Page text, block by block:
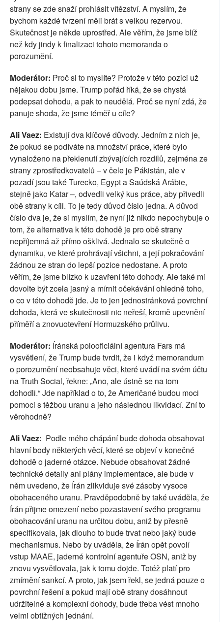
strany se zde snaží prohlásit vítězství. A myslím, že
bychom každé tvrzení měli brát s velkou rezervou.
Skutečnost je někde uprostřed. Ale věřím, že jsme blíž
než kdy jindy k finalizaci tohoto memoranda o
porozumění.
Moderátor: Proč si to myslíte? Protože v této pozici už
nějakou dobu jsme. Trump pořád říká, že se chystá
podepsat dohodu, a pak to neudělá. Proč se nyní zdá, že
panuje shoda, že jsme téměř u cíle?
Ali Vaez: Existují dva klíčové důvody. Jedním z nich je,
že pokud se podíváte na množství práce, které bylo
vynaloženo na překlenutí zbývajících rozdílů, zejména ze
strany zprostředkovatelů – v čele je Pákistán, ale v
pozadí jsou také Turecko, Egypt a Saúdská Arábie,
stejně jako Katar –, odvedli velký kus práce, aby přivedli
obě strany k cíli. To je tedy důvod číslo jedna. A důvod
číslo dva je, že si myslím, že nyní již nikdo nepochybuje o
tom, že alternativa k této dohodě je pro obě strany
nepříjemná až přímo ošklivá. Jednalo se skutečně o
dynamiku, ve které prohrávají všichni, a její pokračování
žádnou ze stran do lepší pozice nedostane. A proto
věřím, že jsme blízko k uzavření této dohody. Ale také mi
dovolte být zcela jasný a mírnit očekávání ohledně toho,
o co v této dohodě jde. Je to jen jednostránková povrchní
dohoda, která ve skutečnosti nic neřeší, kromě upevnění
příměří a znovuotevření Hormuzského průlivu.
Moderátor: Íránská polooficiální agentura Fars má
vysvětlení, že Trump bude tvrdit, že i když memorandum
o porozumění neobsahuje věci, které uvádí na svém účtu
na Truth Social, řekne: „Ano, ale ústně se na tom
dohodli.“ Jde například o to, že Američané budou moci
pomoci s těžbou uranu a jeho následnou likvidací. Zní to
věrohodně?
Ali Vaez: Podle mého chápání bude dohoda obsahovat
hlavní body některých věcí, které se objeví v konečné
dohodě o jaderné otázce. Nebude obsahovat žádné
technické detaily ani plány implementace, ale bude v
něm uvedeno, že Írán zlikviduje své zásoby vysoce
obohaceného uranu. Pravděpodobně by také uváděla, že
Írán přijme omezení nebo pozastavení svého programu
obohacování uranu na určitou dobu, aniž by přesně
specifikovala, jak dlouho to bude trvat nebo jaký bude
mechanismus. Nebo by uváděla, že Írán opět povolí
vstup MAAE, jaderné kontrolní agentuře OSN, aniž by
znovu vysvětlovala, jak k tomu dojde. Totéž platí pro
zmírnění sankcí. A proto, jak jsem řekl, se jedná pouze o
povrchní řešení a pokud mají obě strany dosáhnout
udržitelné a komplexní dohody, bude třeba vést mnoho
velmi obtížných jednání.